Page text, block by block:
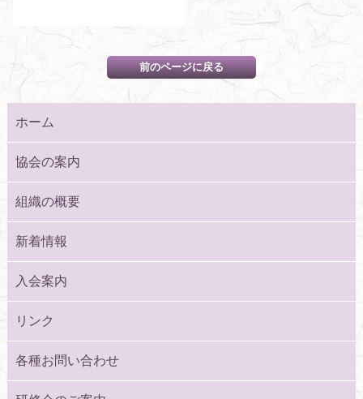
ホーム
協会の案内
組織の概要
新着情報
入会案内
リンク
各種お問い合わせ